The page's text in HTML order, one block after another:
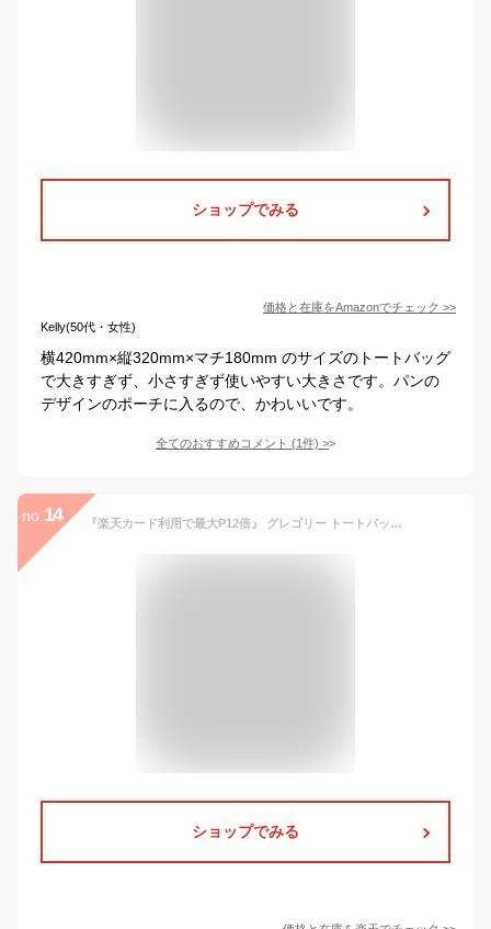
ショップでみる
価格と在庫をAmazonでチェック >>
Kelly(50代・女性)
横420mm×縦320mm×マチ180mm のサイズのトートバッグ
で大きすぎず、小さすぎず使いやすい大きさです。パンの
デザインのポーチに入るので、かわいいです。
全てのおすすめコメント (1件) >
no. 14 『楽天カード利用で最大P12倍』 グレゴリー トートバッグ ハンドバッグ エコバッグ GREGORY アクセサリーズ ACCESSORIES 買い物袋 ポーチ付き マイバッグ イージーショッパー ネコポス不可 メンズ レディース キッズ あす楽 プレゼント ギフト ラッピング無料 『oz』
ショップでみる